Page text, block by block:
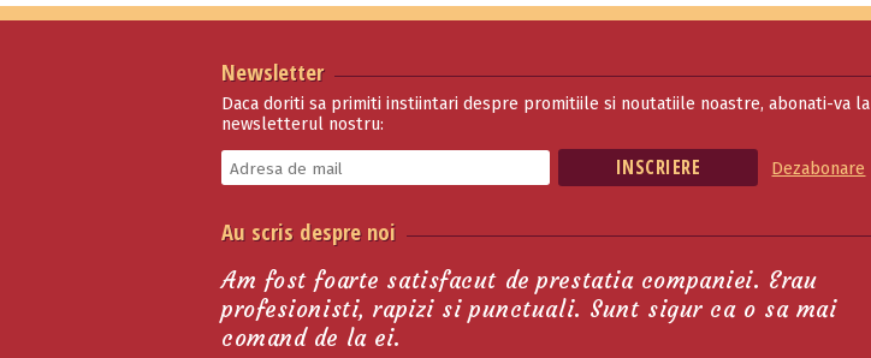
Western Cu Model
267.00 lei
Newsletter
Daca doriti sa primiti instiintari despre promitiile si noutatiile noastre, abonati-va la
newsletterul nostru:
Dezabonare
Au scris despre noi
Am fost foarte satisfacut de prestatia companiei. Erau
profesionisti, rapizi si punctuali. Sunt sigur ca o sa mai
comand de la ei.